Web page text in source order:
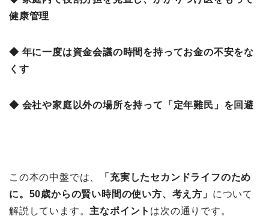
健康管理
◆ 年に一度は資金会議の時間を持ってお金の不安をな
くす
◆ 会社や家庭以外の場所を持って「定年難民」を回避
この本の中盤では、
「充実したセカンドライフのため
に。50歳からの賢い時間の使い方、考え方 」 について
解説しています。 主なポイント は次の通りです。